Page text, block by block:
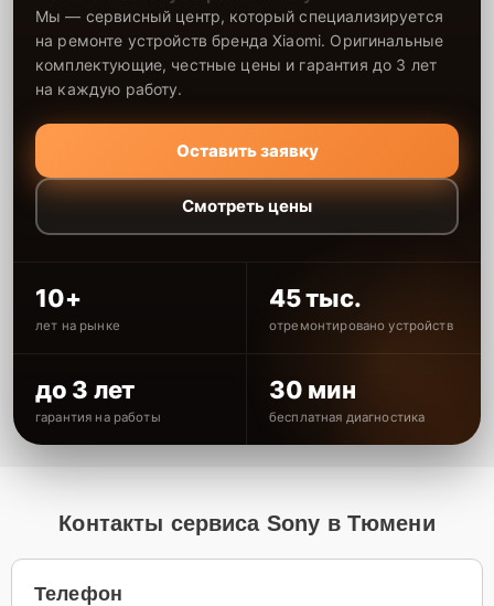
Мы — сервисный центр, который специализируется
на ремонте устройств бренда Xiaomi. Оригинальные
комплектующие, честные цены и гарантия до 3 лет
на каждую работу.
Оставить заявку
Смотреть цены
10+
лет на рынке
45 тыс.
отремонтировано устройств
до 3 лет
гарантия на работы
30 мин
бесплатная диагностика
Контакты сервиса Sony в Тюмени
Телефон